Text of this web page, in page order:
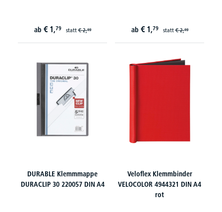
ab € 1,79 statt€ 2,19 ab € 1,79 statt€ 2,19
DURABLE Klemmmappe
DURACLIP 30 220057 DIN A4
Veloflex Klemmbinder
VELOCOLOR 4944321 DIN A4
rot